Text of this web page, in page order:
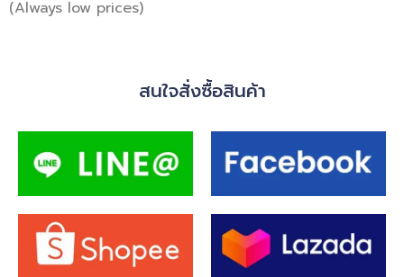
(Always low prices)
สนใจสั่งซื้อสินค้า